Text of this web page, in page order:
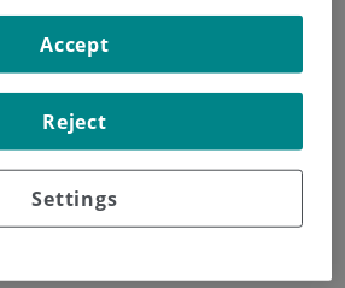
Settings
Reject
Accept